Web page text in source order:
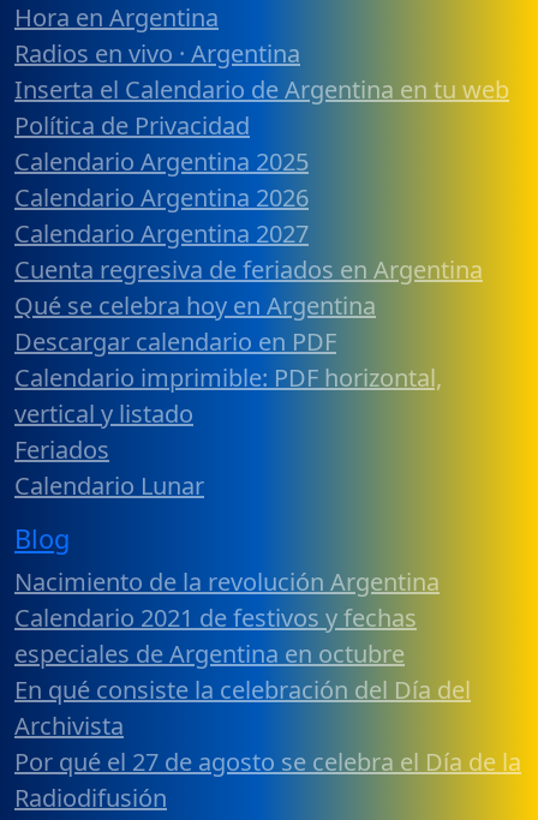
Hora en Argentina
Radios en vivo · Argentina
Inserta el Calendario de Argentina en tu web
Política de Privacidad
Calendario Argentina 2025
Calendario Argentina 2026
Calendario Argentina 2027
Cuenta regresiva de feriados en Argentina
Qué se celebra hoy en Argentina
Descargar calendario en PDF
Calendario imprimible: PDF horizontal,
vertical y listado
Feriados
Calendario Lunar
Blog
Nacimiento de la revolución Argentina
Calendario 2021 de festivos y fechas
especiales de Argentina en octubre
En qué consiste la celebración del Día del
Archivista
Por qué el 27 de agosto se celebra el Día de la
Radiodifusión